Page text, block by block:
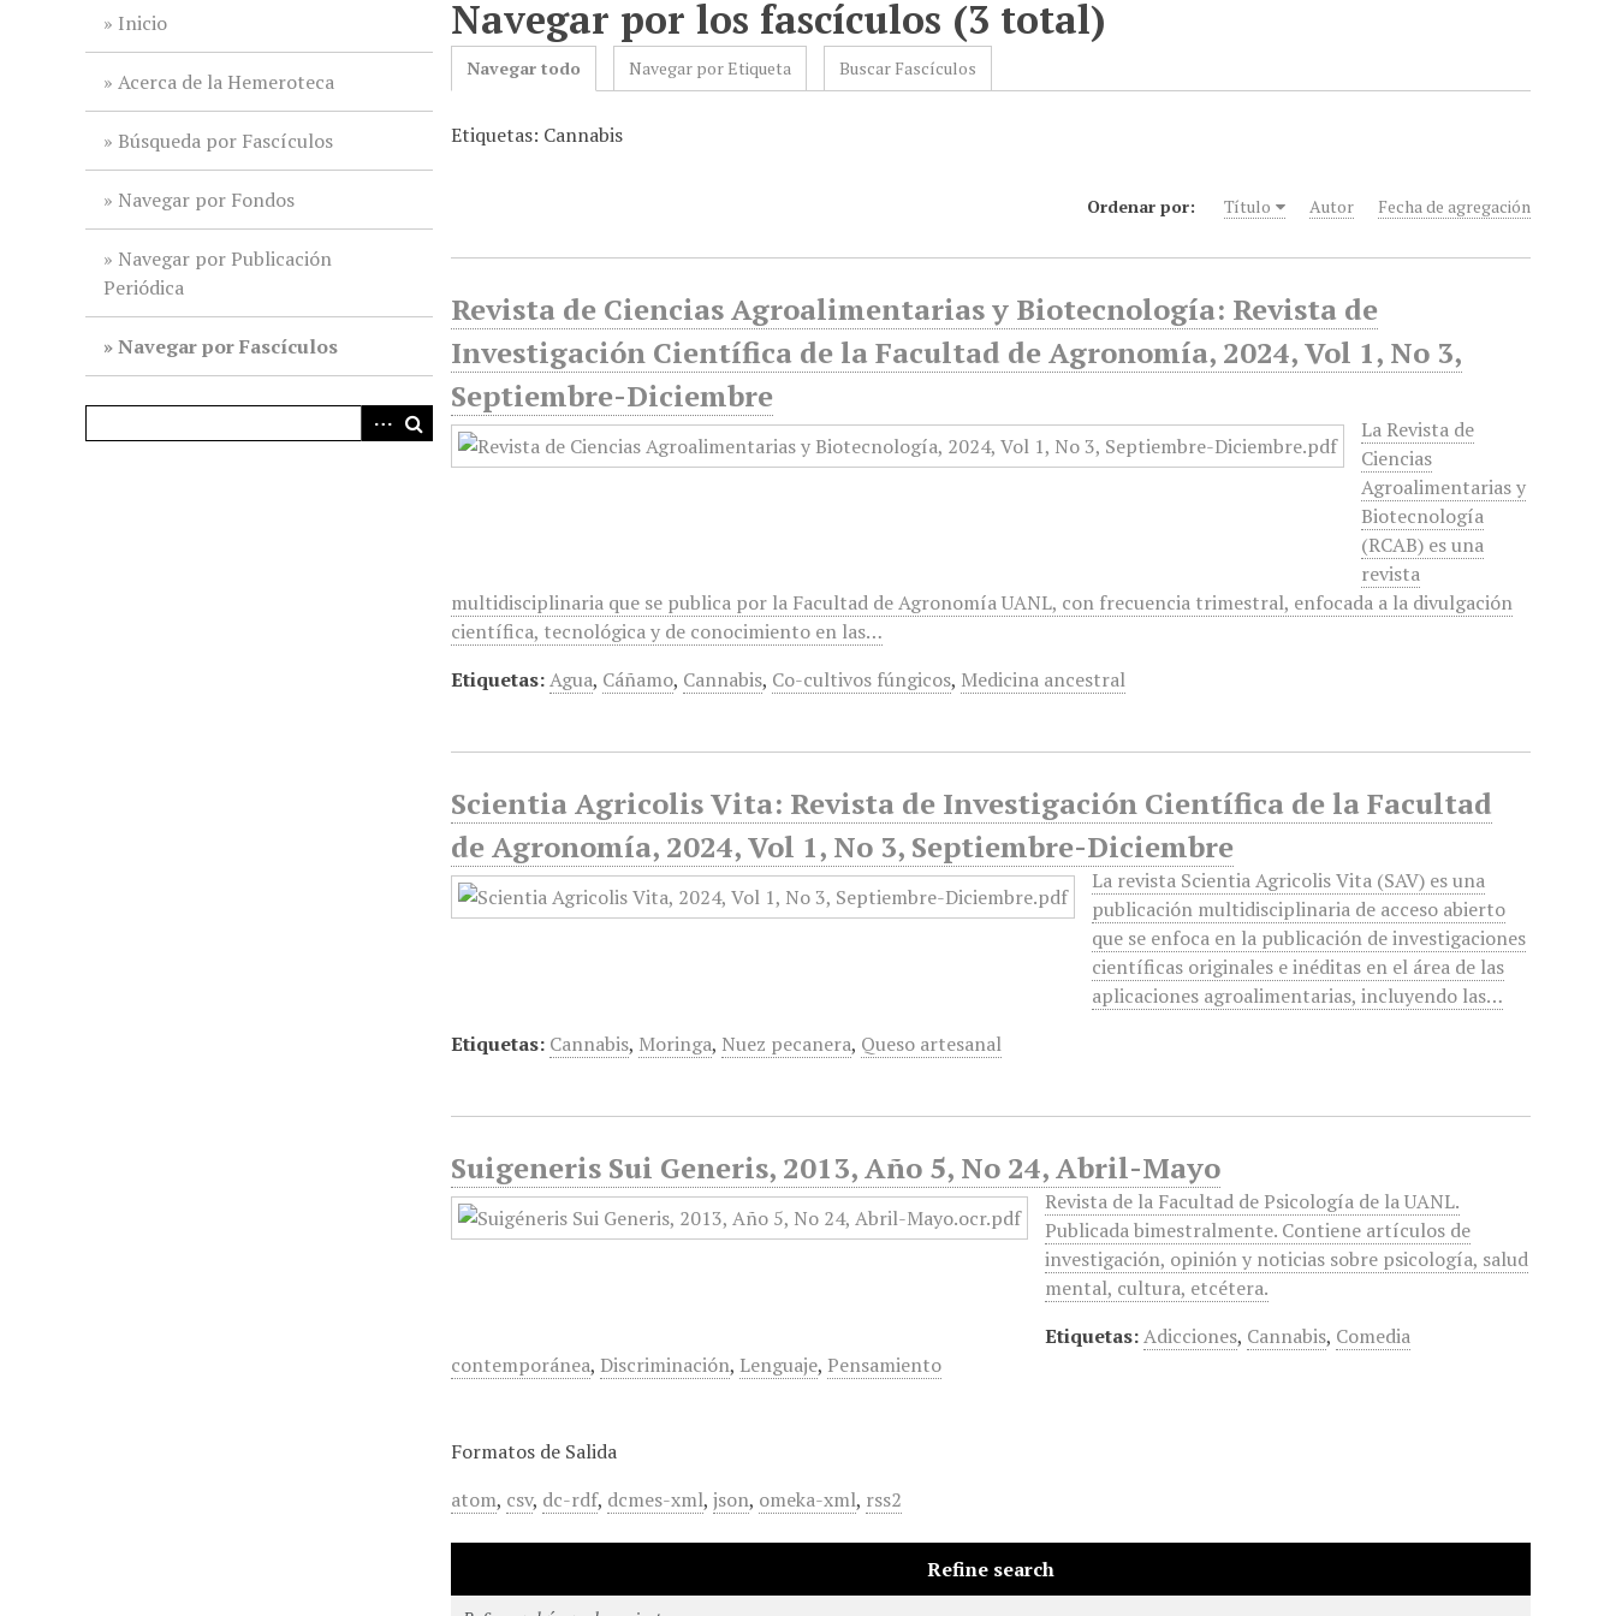
Inicio
Acerca de la Hemeroteca
Búsqueda por Fascículos
Navegar por Fondos
Navegar por Publicación
Periódica
Navegar por Fascículos
Navegar por los fascículos (3 total)
Navegar todo Navegar por Etiqueta Buscar Fascículos
Etiquetas: Cannabis
Ordenar por: Título Autor Fecha de agregación
Revista de Ciencias Agroalimentarias y Biotecnología: Revista de
Investigación Científica de la Facultad de Agronomía, 2024, Vol 1, No 3,
Septiembre-Diciembre
La Revista de
Ciencias
Agroalimentarias y
Biotecnología
(RCAB) es una
revista
multidisciplinaria que se publica por la Facultad de Agronomía UANL, con frecuencia trimestral, enfocada a la divulgación
científica, tecnológica y de conocimiento en las…
Etiquetas:Agua, Cáñamo, Cannabis, Co-cultivos fúngicos, Medicina ancestral
Scientia Agricolis Vita: Revista de Investigación Científica de la Facultad
de Agronomía, 2024, Vol 1, No 3, Septiembre-Diciembre
La revista Scientia Agricolis Vita (SAV) es una
publicación multidisciplinaria de acceso abierto
que se enfoca en la publicación de investigaciones
científicas originales e inéditas en el área de las
aplicaciones agroalimentarias, incluyendo las…
Etiquetas: Cannabis, Moringa, Nuez pecanera, Queso artesanal
Suigeneris Sui Generis, 2013, Año 5, No 24, Abril-Mayo
Revista de la Facultad de Psicología de la UANL.
Publicada bimestralmente. Contiene artículos de
investigación, opinión y noticias sobre psicología, salud
mental, cultura, etcétera.
Etiquetas:Adicciones, Cannabis, Comedia
contemporánea, Discriminación, Lenguaje, Pensamiento
Formatos de Salida
atom, csv, dc-rdf, dcmes-xml,json, omeka-xml, rss2
Refine search